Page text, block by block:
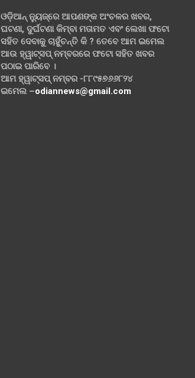
ଓଡ଼ିଆନ୍ ନ୍ୟୁଜ୍‌ରେ ଆପଣଙ୍କ ଅଂଚଳର ଖବର,
ଘଟଣା, ଦୁର୍ଘଟଣା କିମ୍ବା ମତାମତ ଏବଂ ଲେଖା ଫଟୋ
ସହିତ ଦେବାକୁ ଚାହୁଁଚନ୍ତି କି ? ତେବେ ଆମ ଇମେଲ
ଆଉ ହ୍ୱାଟ୍‌ସପ୍ ନମ୍ବରରେ ଫଟୋ ସହିତ ଖବର
ପଠାଇ ପାରିବେ ।
ଆମ ହ୍ୱାଟ୍‌ସପ୍ ନମ୍ବର -୮୮୯୫୭୬୬୮୨୪
ଇମେଲ –odiannews@gmail.com